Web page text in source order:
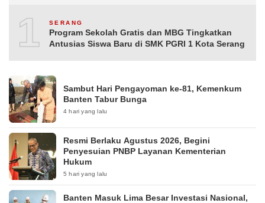
10SERANG
Program Sekolah Gratis dan MBG Tingkatkan
Antusias Siswa Baru di SMK PGRI 1 Kota Serang
Sambut Hari Pengayoman ke-81, Kemenkum
Banten Tabur Bunga
4 hari yang lalu
Resmi Berlaku Agustus 2026, Begini
Penyesuian PNBP Layanan Kementerian
Hukum
5 hari yang lalu
Banten Masuk Lima Besar Investasi Nasional,